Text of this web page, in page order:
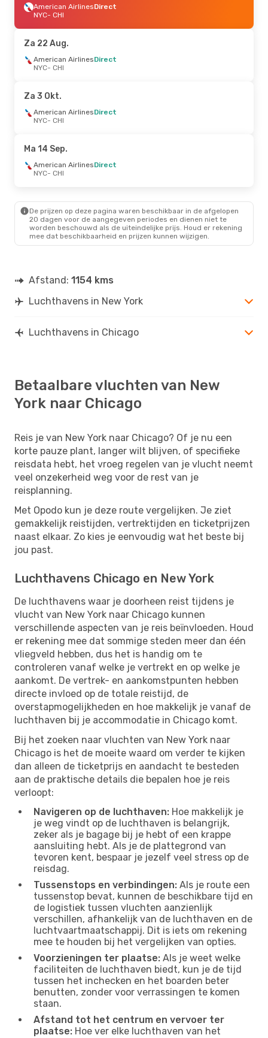
American AirlinesDirect
NYC- CHI
CHI- NYC
Di 22 Sep.- Vr 25 Sep.
Frontier Airlines
CHI - NYC
American Airlines
NYC - CHI
American Airlines1 Stop
CHI- NYC
Za 10 Okt.- Zo 11 Okt.
American Airlines Direct
NYC- CHI
American AirlinesDirect
CHI - NYC
American AirlinesDirect
NYC- CHI
Za 22 Aug.
American AirlinesDirect
NYC- CHI
Za 3 Okt.
American AirlinesDirect
NYC- CHI
Ma 14 Sep.
American AirlinesDirect
NYC- CHI
De prijzen op deze pagina waren beschikbaar in de afgelopen
20 dagen voor de aangegeven periodes en dienen niet te
worden beschouwd als de uiteindelijke prijs. Houd er rekening
mee dat beschikbaarheid en prijzen kunnen wijzigen.
Afstand: 1154 kms
Luchthavens in New York
Luchthavens in Chicago
Betaalbare vluchten van New
York naar Chicago
Reis je van New York naar Chicago? Of je nu een
korte pauze plant, langer wilt blijven, of specifieke
reisdata hebt, het vroeg regelen van je vlucht neemt
veel onzekerheid weg voor de rest van je
reisplanning.
Met Opodo kun je deze route vergelijken. Je ziet
gemakkelijk reistijden, vertrektijden en ticketprijzen
naast elkaar. Zo kies je eenvoudig wat het beste bij
jou past.
Luchthavens Chicago en New York
De luchthavens waar je doorheen reist tijdens je
vlucht van New York naar Chicago kunnen
verschillende aspecten van je reis beïnvloeden. Houd
er rekening mee dat sommige steden meer dan één
vliegveld hebben, dus het is handig om te
controleren vanaf welke je vertrekt en op welke je
aankomt. De vertrek- en aankomstpunten hebben
directe invloed op de totale reistijd, de
overstapmogelijkheden en hoe makkelijk je vanaf de
luchthaven bij je accommodatie in Chicago komt.
Bij het zoeken naar vluchten van New York naar
Chicago is het de moeite waard om verder te kijken
dan alleen de ticketprijs en aandacht te besteden
aan de praktische details die bepalen hoe je reis
verloopt:
Navigeren op de luchthaven: Hoe makkelijk je
je weg vindt op de luchthaven is belangrijk,
zeker als je bagage bij je hebt of een krappe
aansluiting hebt. Als je de plattegrond van
tevoren kent, bespaar je jezelf veel stress op de
reisdag.
Tussenstops en verbindingen: Als je route een
tussenstop bevat, kunnen de beschikbare tijd en
de logistiek tussen vluchten aanzienlijk
verschillen, afhankelijk van de luchthaven en de
luchtvaartmaatschappij. Dit is iets om rekening
mee te houden bij het vergelijken van opties.
Voorzieningen ter plaatse: Als je weet welke
faciliteiten de luchthaven biedt, kun je de tijd
tussen het inchecken en het boarden beter
benutten, zonder voor verrassingen te komen
staan.
Afstand tot het centrum en vervoer ter
plaatse: Hoe ver elke luchthaven van het